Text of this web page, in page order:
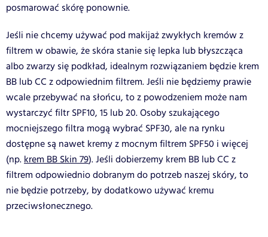
posmarować skórę ponownie.
Jeśli nie chcemy używać pod makijaż zwykłych kremów z
filtrem w obawie, że skóra stanie się lepka lub błyszcząca
albo zwarzy się podkład, idealnym rozwiązaniem będzie krem
BB lub CC z odpowiednim filtrem. Jeśli nie będziemy prawie
wcale przebywać na słońcu, to z powodzeniem może nam
wystarczyć filtr SPF10, 15 lub 20. Osoby szukającego
mocniejszego filtra mogą wybrać SPF30, ale na rynku
dostępne są nawet kremy z mocnym filtrem SPF50 i więcej
(np. krem BB Skin 79). Jeśli dobierzemy krem BB lub CC z
filtrem odpowiednio dobranym do potrzeb naszej skóry, to
nie będzie potrzeby, by dodatkowo używać kremu
przeciwsłonecznego.